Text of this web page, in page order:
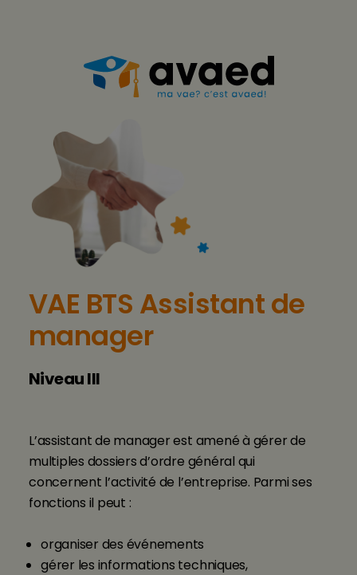
VAE BTS Assistant de
manager
Niveau III
L’assistant de manager est amené à gérer de
multiples dossiers d’ordre général qui
concernent l’activité de l’entreprise. Parmi ses
fonctions il peut :
organiser des événements
gérer les informations techniques,